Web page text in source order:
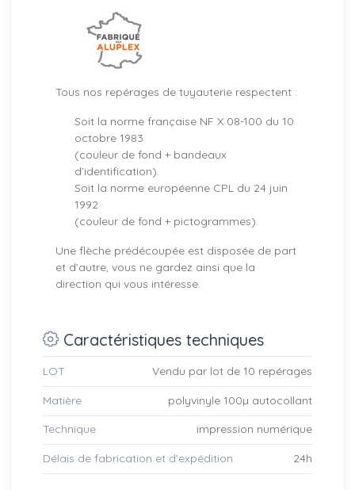
Tous nos repérages de tuyauterie respectent :
Soit la norme française NF X 08-100 du 10
octobre 1983
(couleur de fond + bandeaux
d’identification).
Soit la norme européenne CPL du 24 juin
1992
(couleur de fond + pictogrammes).
Une flèche prédécoupée est disposée de part
et d’autre, vous ne gardez ainsi que la
direction qui vous intéresse.
Caractéristiques techniques
LOT Vendu par lot de 10 repérages
Matière polyvinyle 100µ autocollant
Technique impression numérique
Délais de fabrication et d’expédition 24h